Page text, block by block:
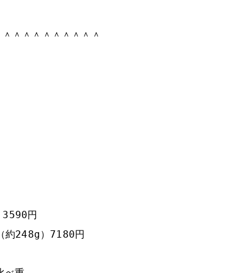
＾＾＾＾＾＾＾＾＾
3590円
248g）7180円